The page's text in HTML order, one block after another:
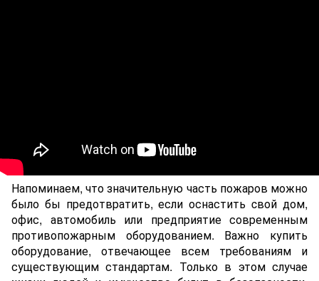
Напоминаем, что значительную часть пожаров можно
было бы предотвратить, если оснастить cвой дом,
офис, автомобиль или предприятие современным
противопожарным оборудованием. Важно купить
оборудование, отвечающее всем требованиям и
существующим стандартам. Только в этом случае